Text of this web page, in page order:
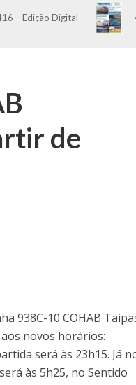
– Edição Digital
de
938C-10 COHAB
novos horários:
será às 23h15. Já
às 5h25, no Sentido